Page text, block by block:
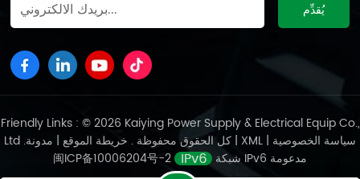
Friendly Links : © 2026 Kaiying Power Supply & Electrical Equip Co.,
Ltd .كل الحقوق محفوظة . خريطة الموقع | | XML | سياسة الخصوصية
闽ICP备10006204号-2
شبكة IPv6 مدعومة